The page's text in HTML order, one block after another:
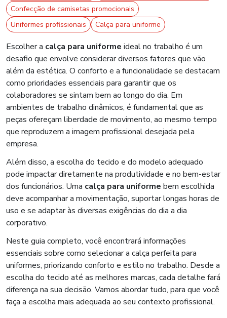
Confecção de camisetas promocionais
Uniformes profissionais
Calça para uniforme
Escolher a calça para uniforme ideal no trabalho é um
desafio que envolve considerar diversos fatores que vão
além da estética. O conforto e a funcionalidade se destacam
como prioridades essenciais para garantir que os
colaboradores se sintam bem ao longo do dia. Em
ambientes de trabalho dinâmicos, é fundamental que as
peças ofereçam liberdade de movimento, ao mesmo tempo
que reproduzem a imagem profissional desejada pela
empresa.
Além disso, a escolha do tecido e do modelo adequado
pode impactar diretamente na produtividade e no bem-estar
dos funcionários. Uma calça para uniforme bem escolhida
deve acompanhar a movimentação, suportar longas horas de
uso e se adaptar às diversas exigências do dia a dia
corporativo.
Neste guia completo, você encontrará informações
essenciais sobre como selecionar a calça perfeita para
uniformes, priorizando conforto e estilo no trabalho. Desde a
escolha do tecido até as melhores marcas, cada detalhe fará
diferença na sua decisão. Vamos abordar tudo, para que você
faça a escolha mais adequada ao seu contexto profissional.